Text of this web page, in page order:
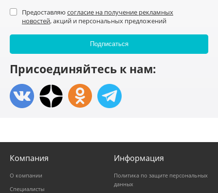
Предоставляю согласие на получение рекламных
новостей, акций и персональных предложений
Присоединяйтесь к нам:
Компания
О компании
Специалисты
Информация
Политика по защите персональных
данных